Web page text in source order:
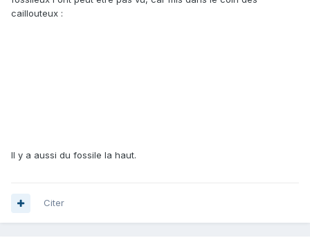
caillouteux :
Il y a aussi du fossile la haut.
Citer